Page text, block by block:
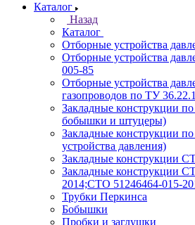
Каталог
Назад
Каталог
Отборные устройства
Отборные устройства
005-85
Отборные устройства
газопроводов по ТУ
Закладные конструкции
бобышки и штуцеры)
Закладные конструкции
устройства давления)
Закладные конструкции
Закладные конструкции
2014;СТО 51246464-015-
Трубки Перкинса
Бобышки
Пробки и заглушки